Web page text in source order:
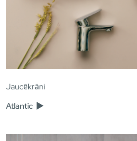
Jaucēkrāni
Atlantic